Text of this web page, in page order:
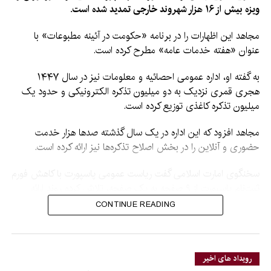
ویزه بیش از ۱۶ هزار شهروند خارجی تمدید شده است.
مجاهد این اظهارات را در برنامه «حکومت در آئینه مطبوعات» با
عنوان «هفته خدمات عامه» مطرح کرده است.
به گفته او، اداره عمومی احصائیه و معلومات نیز در سال ۱۴۴۷
هجری قمری نزدیک به دو میلیون تذکره الکترونیکی و حدود یک
میلیون تذکره کاغذی توزیع کرده است.
مجاهد افزود که این اداره در یک سال گذشته صدها هزار خدمت
حضوری و آنلاین را در بخش اصلاح تذکره‌ها نیز ارائه کرده است.
خدمات را سریع‌تر و آسان‌تر کند.
او همچنین از گسترش خدمات شرکت دولتی «افغان پست» خبر
مراسله داخلی را انتقال داده است.
CONTINUE READING
رویداد های اخیر